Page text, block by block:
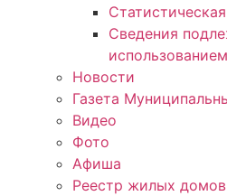
Сведения
Новости
Газета
Видео
Фото
Афиша
Реестр жилых домов